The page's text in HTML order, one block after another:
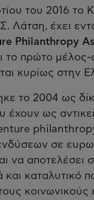
του 2016 το
Λάτση, έχει
Philanthropy
το πρώτο
κυρίως στην
το 2004 ως
έχουν ως
σε
να αποτελέσει
καταλυτικό
κοινωνικούς